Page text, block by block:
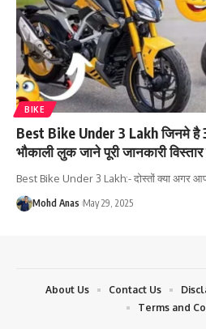
BIKE
Best Bike Under 3 Lakh जिनमे है
भौकाली लुक जाने पूरी जानकारी
Best Bike Under 3 Lakh:- दोस्तों क्या अगर
Mohd Anas May 29, 2025
About Us Contact Us
Terms and